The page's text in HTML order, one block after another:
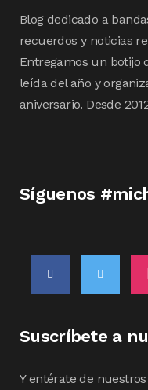
Blog dedicado a
recuerdos y noticias
Entregamos un botijo
leída del año y
aniversario. Desde
Síguenos
Suscríbete a
Y entérate de